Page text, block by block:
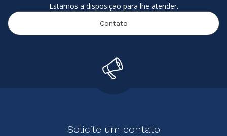
Estamos a disposição para lhe atender.
Contato
Solicite um contato